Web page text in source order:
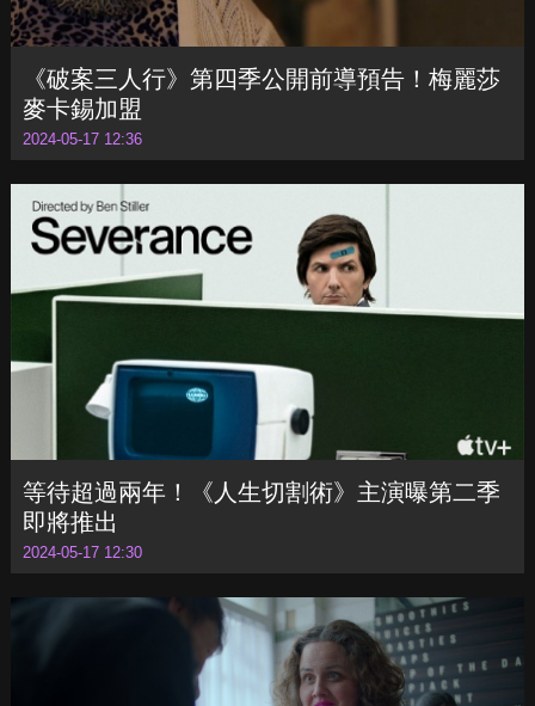
《破案三人行》第四季公開前導預告！梅麗莎
麥卡錫加盟
2024-05-17 12:36
等待超過兩年！《人生切割術》主演曝第二季
即將推出
2024-05-17 12:30